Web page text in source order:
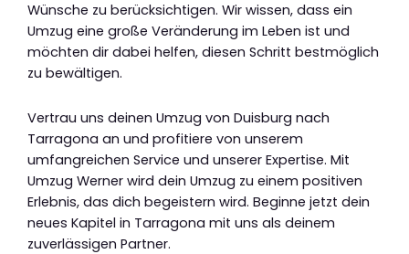
Wünsche zu berücksichtigen. Wir wissen, dass ein
Umzug eine große Veränderung im Leben ist und
möchten dir dabei helfen, diesen Schritt bestmöglich
zu bewältigen.
Vertrau uns deinen Umzug von Duisburg nach
Tarragona an und profitiere von unserem
umfangreichen Service und unserer Expertise. Mit
Umzug Werner wird dein Umzug zu einem positiven
Erlebnis, das dich begeistern wird. Beginne jetzt dein
neues Kapitel in Tarragona mit uns als deinem
zuverlässigen Partner.